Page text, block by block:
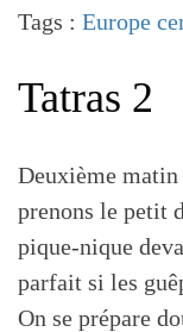
Tags : Europe
Tatras 2
Deuxième matin
prenons le petit
pique-nique
parfait si les
On se prépare